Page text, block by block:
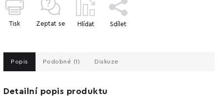
Tisk Zeptat se Hlídat Sdílet
Popis Podobné (1) Diskuze
Detailní popis produktu